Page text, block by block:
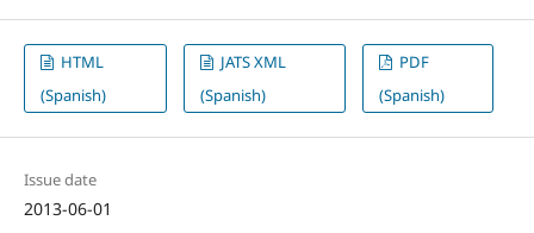
HTML
(Spanish)
JATS XML
(Spanish)
PDF
(Spanish)
Issue date
2013-06-01